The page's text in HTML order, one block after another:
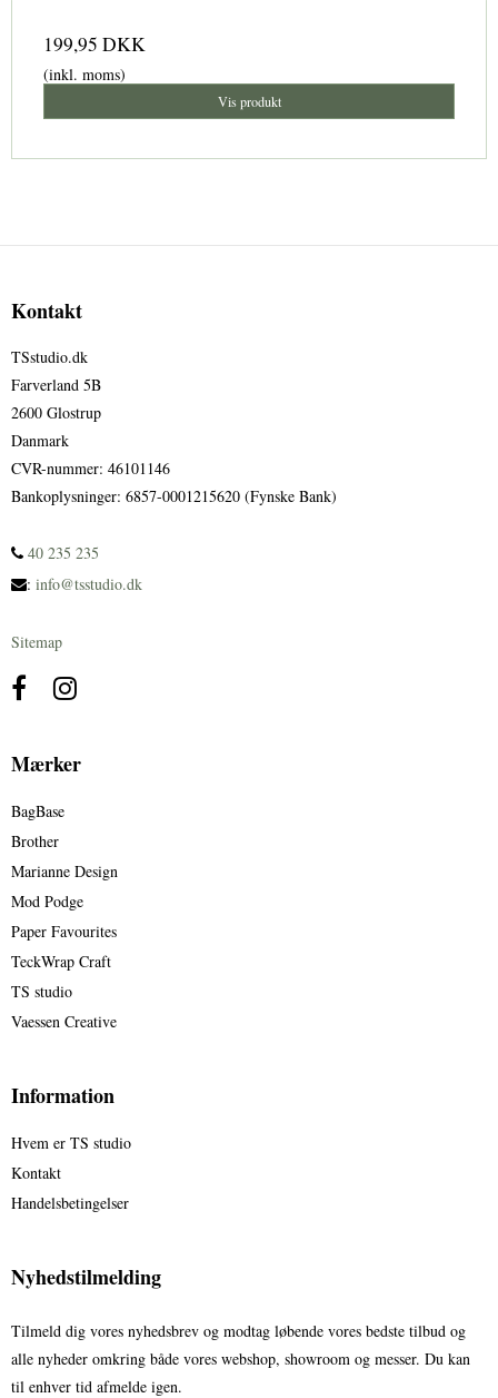
199,95 DKK
(inkl. moms)
Vis produkt
Kontakt
TSstudio.dk
Farverland 5B
2600 Glostrup
Danmark
CVR-nummer: 46101146
Bankoplysninger: 6857-0001215620 (Fynske Bank)
40 235 235
: info@tsstudio.dk
Sitemap
Mærker
BagBase
Brother
Marianne Design
Mod Podge
Paper Favourites
TeckWrap Craft
TS studio
Vaessen Creative
Information
Hvem er TS studio
Kontakt
Handelsbetingelser
Nyhedstilmelding
Tilmeld dig vores nyhedsbrev og modtag løbende vores bedste tilbud og
alle nyheder omkring både vores webshop, showroom og messer. Du kan
til enhver tid afmelde igen.